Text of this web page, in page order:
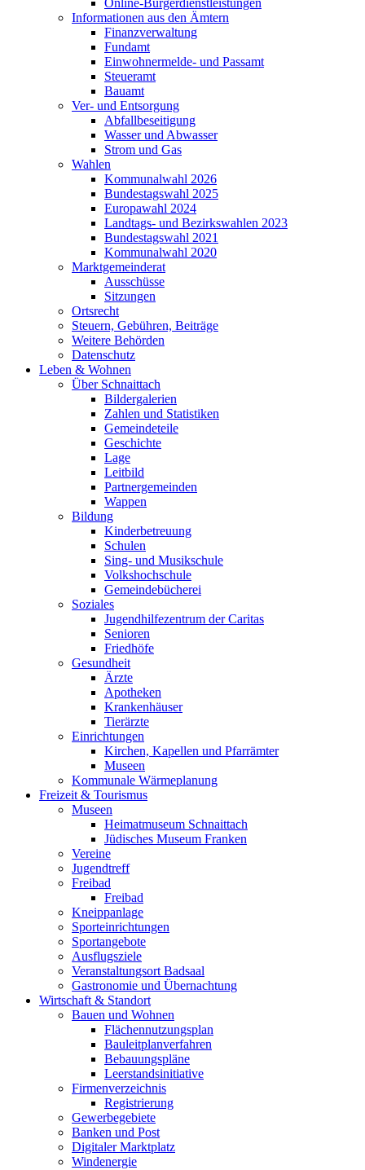
Online-Bürgerdienstleistungen
Informationen aus den Ämtern
Finanzverwaltung
Fundamt
Einwohnermelde- und Passamt
Steueramt
Bauamt
Ver- und Entsorgung
Abfallbeseitigung
Wasser und Abwasser
Strom und Gas
Wahlen
Kommunalwahl 2026
Bundestagswahl 2025
Europawahl 2024
Landtags- und Bezirkswahlen 2023
Bundestagswahl 2021
Kommunalwahl 2020
Marktgemeinderat
Ausschüsse
Sitzungen
Ortsrecht
Steuern, Gebühren, Beiträge
Weitere Behörden
Datenschutz
Leben & Wohnen
Über Schnaittach
Bildergalerien
Zahlen und Statistiken
Gemeindeteile
Geschichte
Lage
Leitbild
Partnergemeinden
Wappen
Bildung
Kinderbetreuung
Schulen
Sing- und Musikschule
Volkshochschule
Gemeindebücherei
Soziales
Jugendhilfezentrum der Caritas
Senioren
Friedhöfe
Gesundheit
Ärzte
Apotheken
Krankenhäuser
Tierärzte
Einrichtungen
Kirchen, Kapellen und Pfarrämter
Museen
Kommunale Wärmeplanung
Freizeit & Tourismus
Museen
Heimatmuseum Schnaittach
Jüdisches Museum Franken
Vereine
Jugendtreff
Freibad
Freibad
Kneippanlage
Sporteinrichtungen
Sportangebote
Ausflugsziele
Veranstaltungsort Badsaal
Gastronomie und Übernachtung
Wirtschaft & Standort
Bauen und Wohnen
Flächennutzungsplan
Bauleitplanverfahren
Bebauungspläne
Leerstandsinitiative
Firmenverzeichnis
Registrierung
Gewerbegebiete
Banken und Post
Digitaler Marktplatz
Windenergie